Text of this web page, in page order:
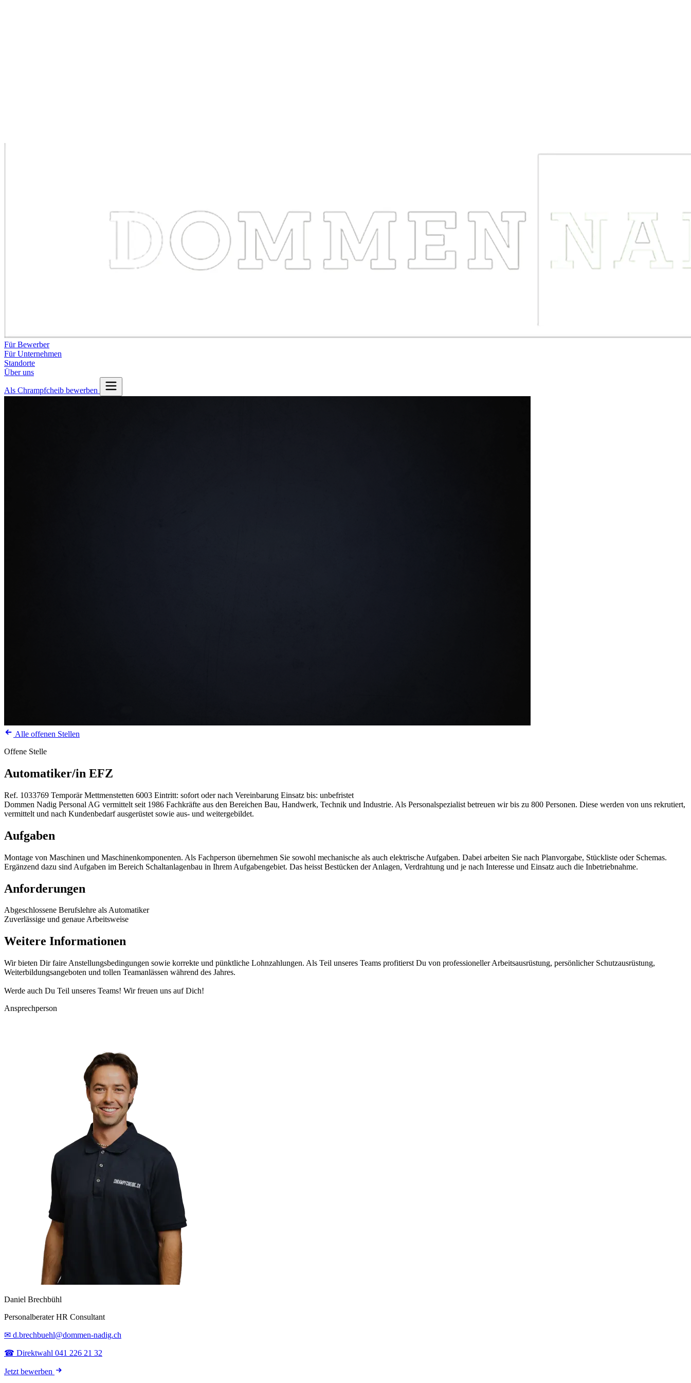
Für Bewerber
Für Unternehmen
Standorte
Über uns
Als Chrampfcheib bewerben
Alle offenen Stellen
Offene Stelle
Automatiker/in EFZ
Ref. 1033769 Temporär Mettmenstetten 6003 Eintritt: sofort oder nach Vereinbarung Einsatz bis: unbefristet
Dommen Nadig Personal AG vermittelt seit 1986 Fachkräfte aus den Bereichen Bau, Handwerk, Technik und Industrie. Als Personalspezialist betreuen wir bis zu 800 Personen. Diese werden von uns rekrutiert,
vermittelt und nach Kundenbedarf ausgerüstet sowie aus- und weitergebildet.
Aufgaben
Montage von Maschinen und Maschinenkomponenten. Als Fachperson übernehmen Sie sowohl mechanische als auch elektrische Aufgaben. Dabei arbeiten Sie nach Planvorgabe, Stückliste oder Schemas.
Ergänzend dazu sind Aufgaben im Bereich Schaltanlagenbau in Ihrem Aufgabengebiet. Das heisst Bestücken der Anlagen, Verdrahtung und je nach Interesse und Einsatz auch die Inbetriebnahme.
Anforderungen
Abgeschlossene Berufslehre als Automatiker
Zuverlässige und genaue Arbeitsweise
Weitere Informationen
Wir bieten Dir faire Anstellungsbedingungen sowie korrekte und pünktliche Lohnzahlungen. Als Teil unseres Teams profitierst Du von professioneller Arbeitsausrüstung, persönlicher Schutzausrüstung,
Weiterbildungsangeboten und tollen Teamanlässen während des Jahres.
Werde auch Du Teil unseres Teams! Wir freuen uns auf Dich!
Ansprechperson
Daniel Brechbühl
Personalberater HR Consultant
✉ d.brechbuehl@dommen-nadig.ch
☎ Direktwahl 041 226 21 32
Jetzt bewerben